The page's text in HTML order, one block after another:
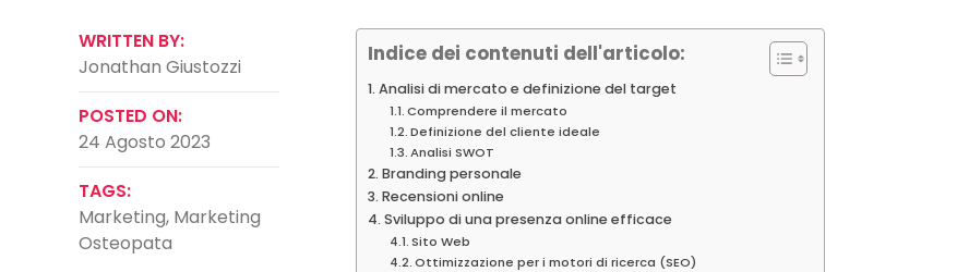
Indice dei contenuti dell'articolo:
Analisi di mercato e definizione del target
Comprendere il mercato
Definizione del cliente ideale
Analisi SWOT
Branding personale
Recensioni online
Sviluppo di una presenza online efficace
Sito Web
Ottimizzazione per i motori di ricerca (SEO)
WRITTEN BY:
Jonathan Giustozzi
POSTED ON:
24 Agosto 2023
TAGS:
Marketing, Marketing
Osteopata